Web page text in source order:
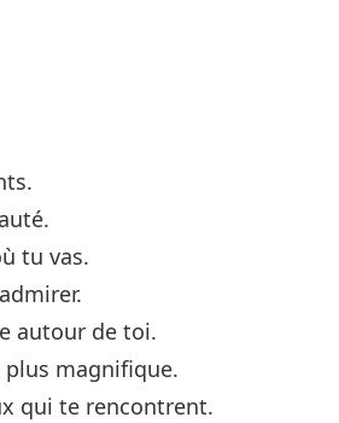
tu vas.
autour de toi.
plus magnifique.
qui te rencontrent.